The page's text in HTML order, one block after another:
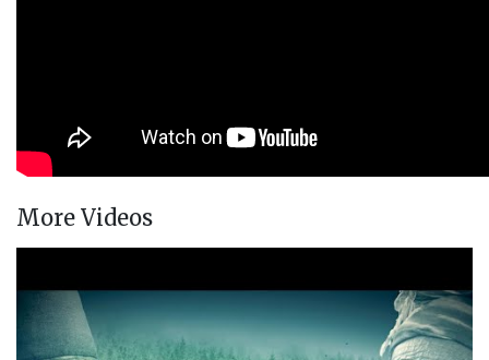
More Videos